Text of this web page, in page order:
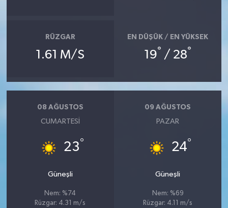
RÜZGAR
1.61 M/S
EN DÜŞÜK / EN YÜKSEK
19° / 28°
08 AĞUSTOS
CUMARTESI
23°
Güneşli
Nem: %74
Rüzgar: 4.31 m/s
09 AĞUSTOS
PAZAR
24°
Güneşli
Nem: %69
Rüzgar: 4.11 m/s